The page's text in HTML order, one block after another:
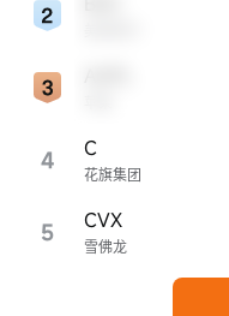
4 花旗集团
C
5 雪佛龙
CVX